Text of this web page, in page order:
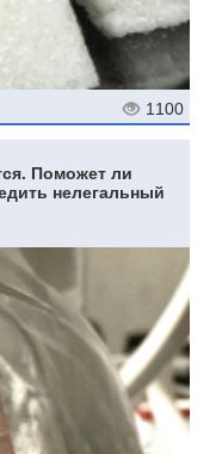
1100
Поможет ли
нелегальный